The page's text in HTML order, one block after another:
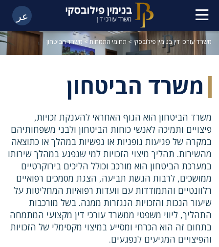
عر
משרד עורכי דין בנימין פילובסקי > תחומי התמחות > משרד הביטחון
משרד הביטחון
משרד הביטחון הוא הגוף האחראי להענקת זכויות,
פיצויים ותמיכה לאנשי כוחות הביטחון ולבני משפחותיהם
במקרה של פגיעות גופניות או נפשיות במהלך או כתוצאה
מהשירות. תהליך מיצוי הזכויות למי שנפגע במהלך שירותו
במערכת הביטחון הוא מורכב וכולל הליכים בירוקרטיים
ממושכים, לרבות הגשת תביעה, הצגת מסמכים רפואיים
רלוונטיים והתמודדות עם וועדות רפואיות המחליטות על
שיעור הנכות והזכויות הנגזרות ממנה. בשל מורכבות
התהליך, ליווי משפטי ממשרד עורכי דין מקצועי המתמחה
בתחום זה הוא הכרחי ומסייע במיצוי מקסימלי של הזכויות
והפיצויים המגיעים לנפגעים.